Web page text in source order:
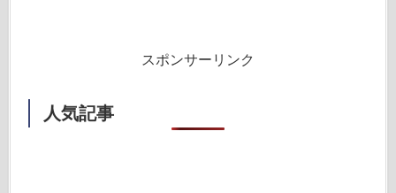
スポンサーリンク
人気記事